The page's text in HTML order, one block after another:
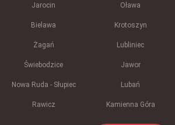
Jarocin Oława
Bielawa Krotoszyn
Żagań Lubliniec
Świebodzice Jawor
Nowa Ruda - Słupiec Lubań
Rawicz Kamienna Góra